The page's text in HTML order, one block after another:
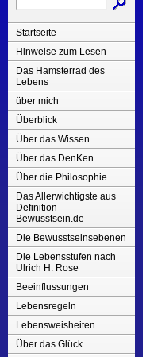
Startseite
Hinweise zum Lesen
Das Hamsterrad des
Lebens
über mich
Überblick
Über das Wissen
Über das DenKen
Über die Philosophie
Das Allerwichtigste aus
Definition-
Bewusstsein.de
Die Bewusstseinsebenen
Die Lebensstufen nach
Ulrich H. Rose
Beeinflussungen
Lebensregeln
Lebensweisheiten
Über das Glück